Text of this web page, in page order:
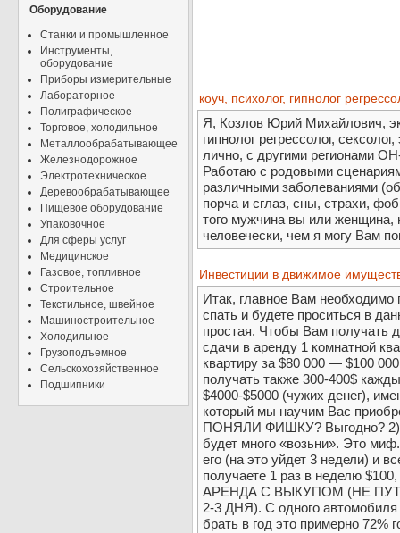
Оборудование
Станки и промышленное
Инструменты,
оборудование
Приборы измерительные
Лабораторное
Полиграфическое
Торговое, холодильное
Металлообрабатывающее
Железнодорожное
Электротехническое
Деревообрабатывающее
Пищевое оборудование
Упаковочное
Для сферы услуг
Медицинское
Газовое, топливное
Строительное
Текстильное, швейное
Машиностроительное
Холодильное
Грузоподъемное
Сельскохозяйственное
Подшипники
коуч, психолог, гипнолог
Я, Козлов Юрий Михайлович,
гипнолог регрессолог,
лично, с другими регионами
Работаю с родовыми
различными заболеваниями
порча и сглаз, сны, страхи,
того мужчина вы или
человечески, чем я могу Вам
Инвестиции в движимое
Итак, главное Вам
спать и будете проситься в
простая. Чтобы Вам получать
сдачи в аренду 1 комнатной
квартиру за $80 000 — $100
получать также 300-400$
$4000-$5000 (чужих денег),
который мы научим Вас
ПОНЯЛИ ФИШКУ? Выгодно? 2)
будет много «возьни». Это
его (на это уйдет 3 недели) и
получаете 1 раз в неделю
АРЕНДА С ВЫКУПОМ (НЕ
2-3 ДНЯ). С одного
брать в год это примерно 72%